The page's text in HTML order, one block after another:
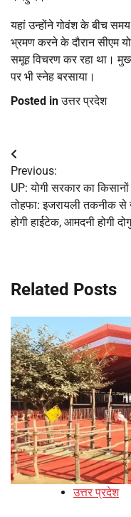
यहां उन्होंने गोवंश के बीच
भ्रमण करने के दौरान सीएम
समूह विचरण कर रहा था।
पर भी स्नेह बरसाया।
Posted inउत्तर प्रदेश
Post
navigation
Previous:
UP: योगी सरकार का
तोहफा: इजरायली तकनीक से
होगी हाईटेक, आमदनी होगी
Related Posts
उत्तर प्रदेश